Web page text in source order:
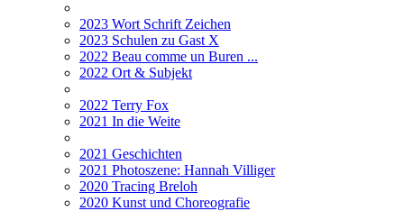
2023 Wort Schrift Zeichen
2023 Schulen zu Gast X
2022 Beau comme un Buren ...
2022 Ort & Subjekt
2022 Terry Fox
2021 In die Weite
2021 Geschichten
2021 Photoszene: Hannah Villiger
2020 Tracing Breloh
2020 Kunst und Choreografie